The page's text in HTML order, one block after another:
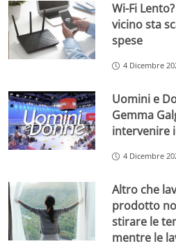
Wi-Fi
vicino sta
spese
4 Dicembre
Uomini e
Gemma
intervenire
4 Dicembre
Altro che
prodotto
stirare le
mentre le